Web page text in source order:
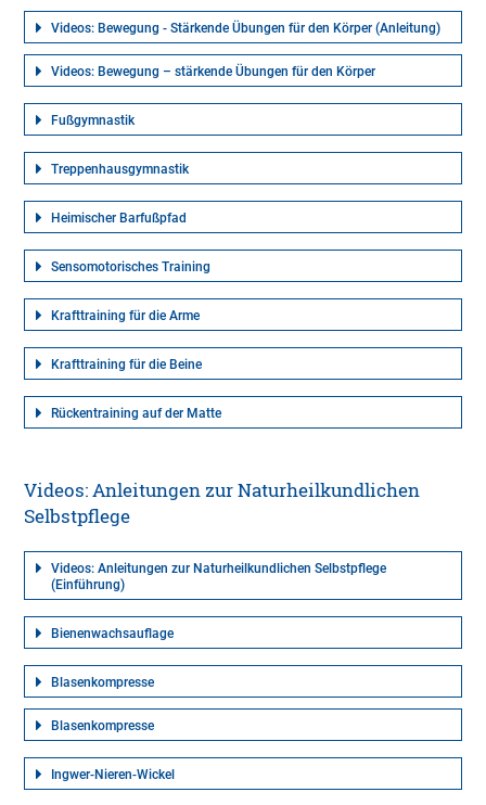
Videos: Bewegung - Stärkende Übungen für den Körper (Anleitung)
Videos: Bewegung – stärkende Übungen für den Körper
Fußgymnastik
Treppenhausgymnastik
Heimischer Barfußpfad
Sensomotorisches Training
Krafttraining für die Arme
Krafttraining für die Beine
Rückentraining auf der Matte
Videos: Anleitungen zur Naturheilkundlichen
Selbstpflege
Videos: Anleitungen zur Naturheilkundlichen Selbstpflege
(Einführung)
Bienenwachsauflage
Blasenkompresse
Blasenkompresse
Ingwer-Nieren-Wickel